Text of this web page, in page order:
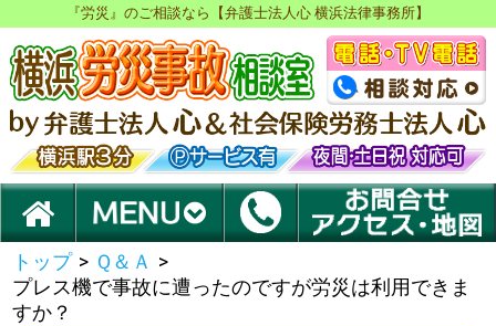
『労災』のご相談なら【弁護士法人心 横浜法律事務所】
トップ > Ｑ＆Ａ >
プレス機で事故に遭ったのですが労災は利用できま
すか？